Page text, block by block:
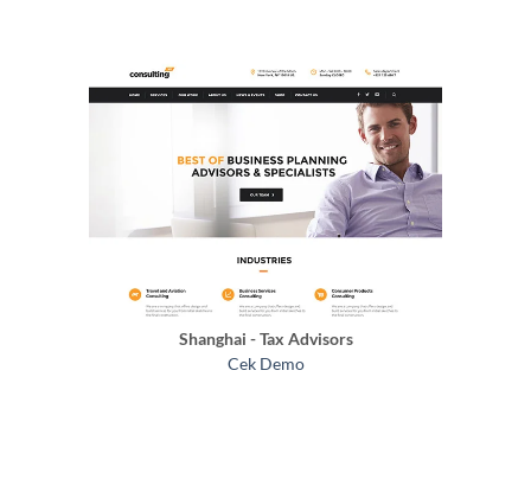
Shanghai - Tax Advisors
Cek Demo